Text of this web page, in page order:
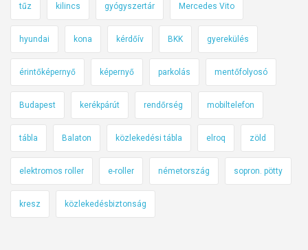
tűz kilincs gyógyszertár Mercedes Vito
hyundai kona kérdőív BKK gyerekülés
érintőképernyő képernyő parkolás mentőfolyosó
Budapest kerékpárút rendőrség mobiltelefon
tábla Balaton közlekedési tábla elroq zöld
elektromos roller e-roller németország sopron. pötty
kresz közlekedésbiztonság